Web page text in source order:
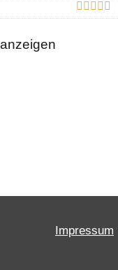
Impressum